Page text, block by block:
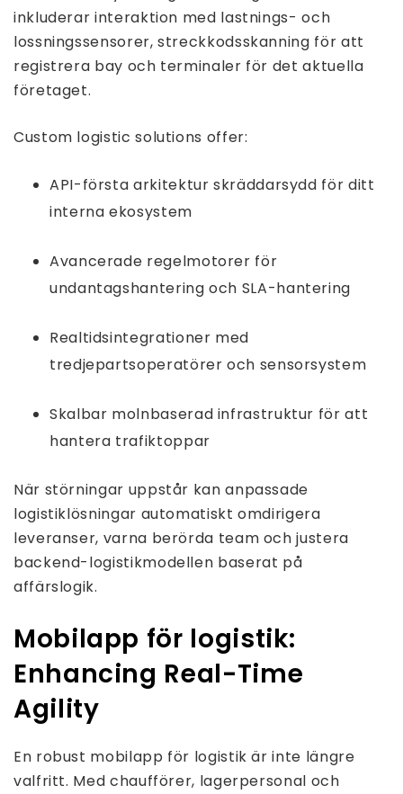
inkluderar interaktion med lastnings- och
lossningssensorer, streckkodsskanning för att
registrera bay och terminaler för det aktuella
företaget.
Custom logistic solutions offer:
API-första arkitektur skräddarsydd för ditt
interna ekosystem
Avancerade regelmotorer för
undantagshantering och SLA-hantering
Realtidsintegrationer med
tredjepartsoperatörer och sensorsystem
Skalbar molnbaserad infrastruktur för att
hantera trafiktoppar
När störningar uppstår kan anpassade
logistiklösningar automatiskt omdirigera
leveranser, varna berörda team och justera
backend-logistikmodellen baserat på
affärslogik.
Mobilapp för logistik:
Enhancing Real-Time
Agility
En robust mobilapp för logistik är inte längre
valfritt. Med chaufförer, lagerpersonal och